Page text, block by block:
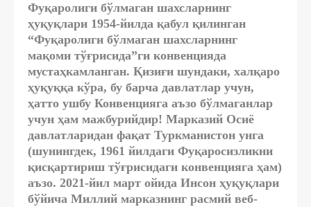
Фуқаролиги бўлмаган шахсларнинг
ҳуқуқлари 1954-йилда қабул қилинган
“Фуқаролиги бўлмаган шахсларнинг
мақоми тўғрисида”ги конвенцияда
мустаҳкамланган. Қизиғи шундаки, халқаро
ҳуқуққа кўра, бу барча давлатлар учун,
ҳатто ушбу Конвенцияга аъзо бўлмаганлар
учун ҳам мажбурийдир! Марказий Осиё
давлатларидан фақат Туркманистон унга
(шунингдек, 1961 йилдаги Фуқаросизликни
қисқартириш тўғрисидаги конвенцияга ҳам)
аъзо. 2021-йил март ойида Инсон ҳуқуқлари
бўйича Миллий марказнинг расмий веб-